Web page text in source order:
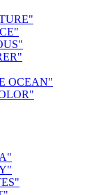
OCEAN"